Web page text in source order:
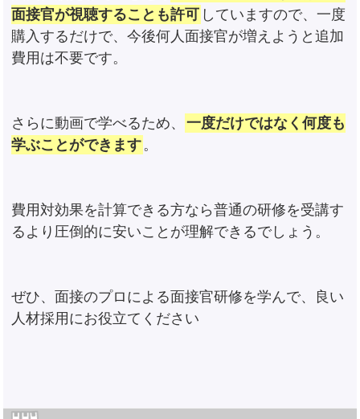
面接官が視聴することも許可 していますので、一度
購入するだけで、今後何人面接官が増えようと追加
費用は不要です。
さらに動画で学べるため、 一度だけではなく何度も
学ぶことができます。
費用対効果を計算できる方なら普通の研修を受講す
るより圧倒的に安いことが理解できるでしょう。
ぜひ、面接のプロによる面接官研修を学んで、良い
人材採用にお役立てください